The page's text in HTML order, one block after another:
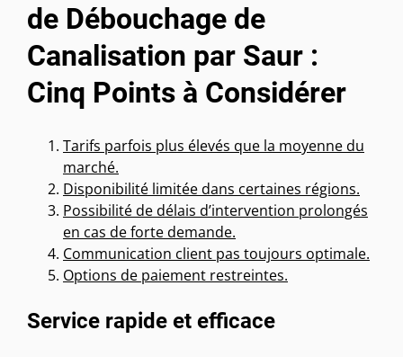
de Débouchage de
Canalisation par Saur :
Cinq Points à Considérer
Tarifs parfois plus élevés que la moyenne du
marché.
Disponibilité limitée dans certaines régions.
Possibilité de délais d’intervention prolongés
en cas de forte demande.
Communication client pas toujours optimale.
Options de paiement restreintes.
Service rapide et efficace